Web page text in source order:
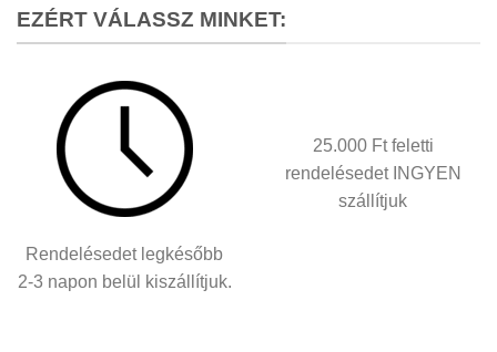
EZÉRT VÁLASSZ MINKET:
Rendelésedet legkésőbb
2-3 napon belül kiszállítjuk.
25.000 Ft feletti
rendelésedet INGYEN
szállítjuk